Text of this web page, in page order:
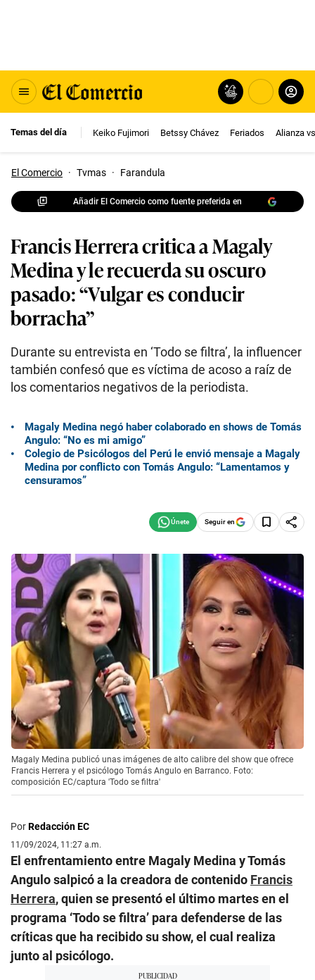
Temas del día Keiko Fujimori Betssy Chávez Feriados Alianza
El Comercio · Tvmas · Farandula
Añadir El Comercio como fuente preferida en
Francis Herrera critica a Magaly
Medina y le recuerda su oscuro
pasado: “Vulgar es conducir
borracha”
Durante su entrevista en ‘Todo se filtra’, la influencer
también confesó que es víctima de acoso a raíz de
los comentarios negativos de la periodista.
Magaly Medina negó haber colaborado en shows de Tomás
Angulo: “No es mi amigo”
Colegio de Psicólogos del Perú le envió mensaje a Magaly
Medina por conflicto con Tomás Angulo: “Lamentamos y
censuramos”
Seguir en
Magaly Medina publicó unas imágenes de alto calibre del show que ofrece
Francis Herrera y el psicólogo Tomás Angulo en Barranco. Foto:
composición EC/captura 'Todo se filtra'
PorRedacción EC
11/09/2024, 11:27 a.m.
El enfrentamiento entre Magaly Medina y Tomás
Angulo salpicó a la creadora de contenido Francis
Herrera, quien se presentó el último martes en el
programa ‘Todo se filtra’ para defenderse de las
críticas que ha recibido su show, el cual realiza
junto al psicólogo.